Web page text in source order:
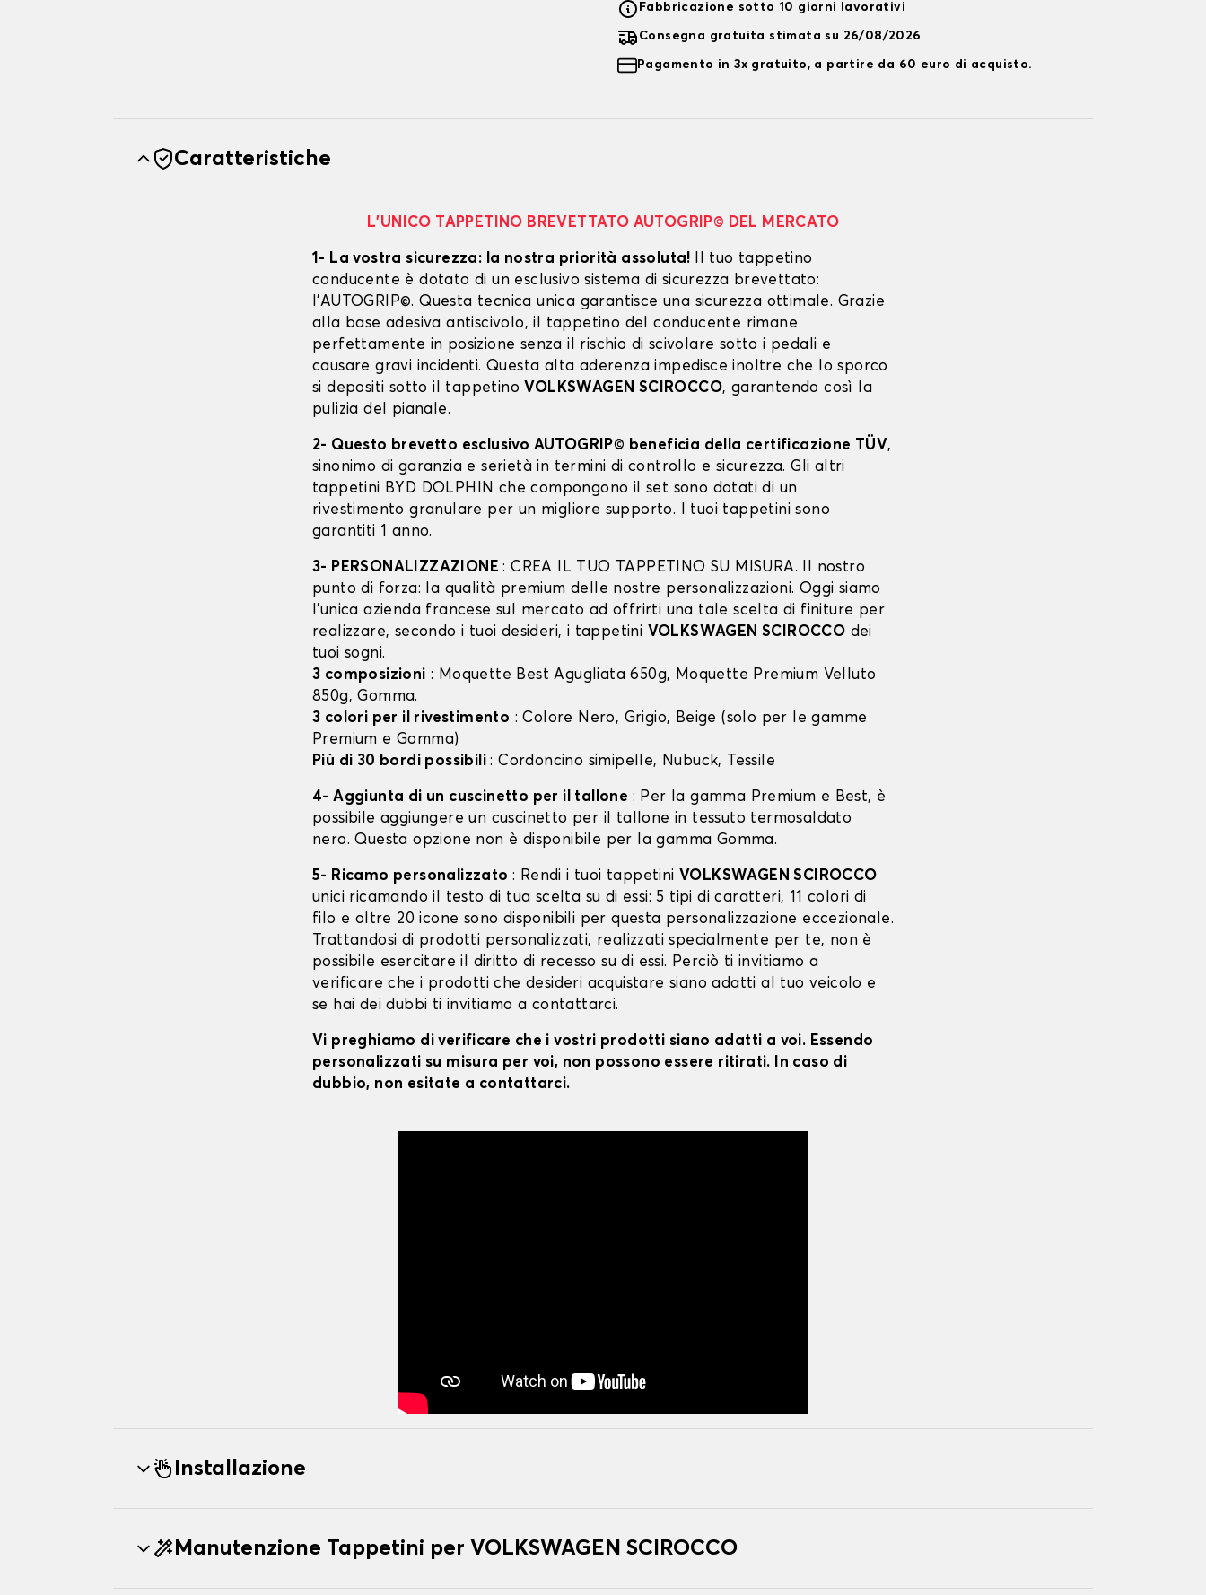
Fabbricazione sotto 10 giorni lavorativi
Consegna gratuita stimata su 26/08/2026
Pagamento in 3x gratuito, a partire da 60 euro di acquisto.
Caratteristiche
L’UNICO TAPPETINO BREVETTATO AUTOGRIP© DEL MERCATO
1- La vostra sicurezza: la nostra priorità assoluta! Il tuo tappetino
conducente è dotato di un esclusivo sistema di sicurezza brevettato:
l’AUTOGRIP©. Questa tecnica unica garantisce una sicurezza ottimale. Grazie
alla base adesiva antiscivolo, il tappetino del conducente rimane
perfettamente in posizione senza il rischio di scivolare sotto i pedali e
causare gravi incidenti. Questa alta aderenza impedisce inoltre che lo sporco
si depositi sotto il tappetino VOLKSWAGEN SCIROCCO, garantendo così la
pulizia del pianale.
2- Questo brevetto esclusivo AUTOGRIP© beneficia della certificazione TÜV,
sinonimo di garanzia e serietà in termini di controllo e sicurezza. Gli altri
tappetini BYD DOLPHIN che compongono il set sono dotati di un
rivestimento granulare per un migliore supporto. I tuoi tappetini sono
garantiti 1 anno.
3- PERSONALIZZAZIONE: CREA IL TUO TAPPETINO SU MISURA. Il nostro
punto di forza: la qualità premium delle nostre personalizzazioni. Oggi siamo
l’unica azienda francese sul mercato ad offrirti una tale scelta di finiture per
realizzare, secondo i tuoi desideri, i tappetini VOLKSWAGEN SCIROCCO dei
tuoi sogni.
3 composizioni : Moquette Best Agugliata 650g, Moquette Premium Velluto
850g, Gomma.
3 colori per il rivestimento : Colore Nero, Grigio, Beige (solo per le gamme
Premium e Gomma)
Più di 30 bordi possibili: Cordoncino simipelle, Nubuck, Tessile
4- Aggiunta di un cuscinetto per il tallone : Per la gamma Premium e Best, è
possibile aggiungere un cuscinetto per il tallone in tessuto termosaldato
nero. Questa opzione non è disponibile per la gamma Gomma.
5- Ricamo personalizzato : Rendi i tuoi tappetini VOLKSWAGEN SCIROCCO
unici ricamando il testo di tua scelta su di essi: 5 tipi di caratteri, 11 colori di
filo e oltre 20 icone sono disponibili per questa personalizzazione eccezionale.
Trattandosi di prodotti personalizzati, realizzati specialmente per te, non è
possibile esercitare il diritto di recesso su di essi. Perciò ti invitiamo a
verificare che i prodotti che desideri acquistare siano adatti al tuo veicolo e
se hai dei dubbi ti invitiamo a contattarci.
Vi preghiamo di verificare che i vostri prodotti siano adatti a voi. Essendo
personalizzati su misura per voi, non possono essere ritirati. In caso di
dubbio, non esitate a contattarci.
Installazione
Manutenzione Tappetini per VOLKSWAGEN SCIROCCO